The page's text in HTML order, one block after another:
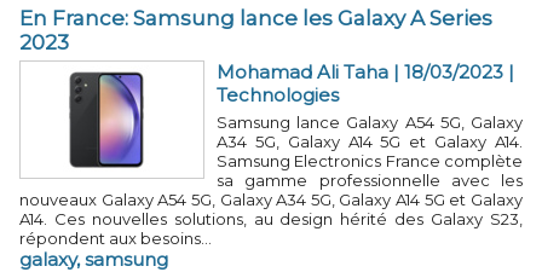
En France: Samsung lance les Galaxy A Series
2023
Mohamad Ali Taha | 18/03/2023 |
Technologies
Samsung lance Galaxy A54 5G, Galaxy
A34 5G, Galaxy A14 5G et Galaxy A14.
Samsung Electronics France complète
sa gamme professionnelle avec les
nouveaux Galaxy A54 5G, Galaxy A34 5G, Galaxy A14 5G et Galaxy
A14. Ces nouvelles solutions, au design hérité des Galaxy S23,
répondent aux besoins...
galaxy,samsung